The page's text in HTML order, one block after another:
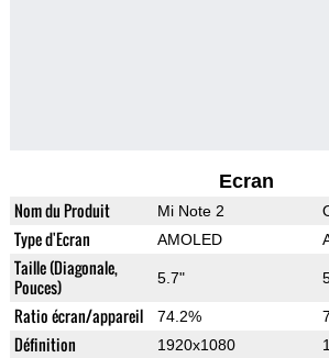
Ecran
Nom du Produit Mi Note 2
Type d'Ecran AMOLED
Taille (Diagonale,
Pouces)
5.7"
Ratio écran/appareil 74.2%
Définition 1920x1080